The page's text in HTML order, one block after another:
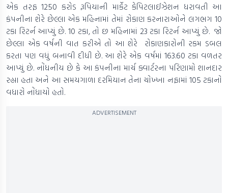
એક તરફ 1250 કરોડ રૂપિયાની માર્કેટ કેપિટલાઈઝેશન ધરાવતી આ
કંપનીના શેરે છેલ્લા એક મહિનામાં તેમાં રોકાણ કરનારાઓને લગભગ 10
ટકા રિટર્ન આપ્યું છે. 10 ટકા, તો છ મહિનામાં 23 ટકા રિટર્ન આપ્યું છે. જો
છેલ્લા એક વર્ષની વાત કરીએ તો આ શેરે રોકાણકારોની રકમ ડબલ
કરતા પણ વધું બનાવી દીધી છે. આ શેરે એક વર્ષમાં 163.60 ટકા વળતર
આપ્યું છે. નોંધનીય છે કે આ કંપનીના માર્ચ ક્વાર્ટરના પરિણામો શાનદાર
રહ્યા હતા અને આ સમયગાળા દરમિયાન તેના ચોખ્ખા નફામાં 105 ટકાનો
વધારો નોંધાયો હતો.
ADVERTISEMENT